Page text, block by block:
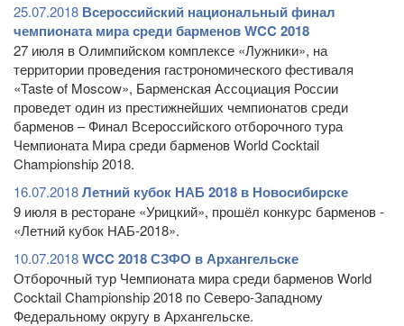
25.07.2018 Всероссийский национальный финал
чемпионата мира среди барменов WCC 2018
27 июля в Олимпийском комплексе «Лужники», на
территории проведения гастрономического фестиваля
«Taste of Moscow», Барменская Ассоциация России
проведет один из престижнейших чемпионатов среди
барменов – Финал Всероссийского отборочного тура
Чемпионата Мира среди барменов World Cocktail
Championship 2018.
16.07.2018Летний кубок НАБ 2018 в Новосибирске
9 июля в ресторане «Урицкий», прошёл конкурс барменов -
«Летний кубок НАБ-2018».
10.07.2018WCC 2018 СЗФО в Архангельске
Отборочный тур Чемпионата мира среди барменов World
Cocktail Championship 2018 по Северо-Западному
Федеральному округу в Архангельске.